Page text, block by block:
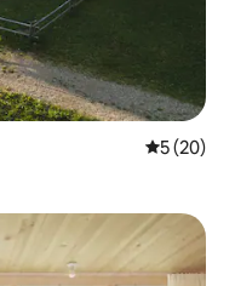
Note
5 (20)
aimés